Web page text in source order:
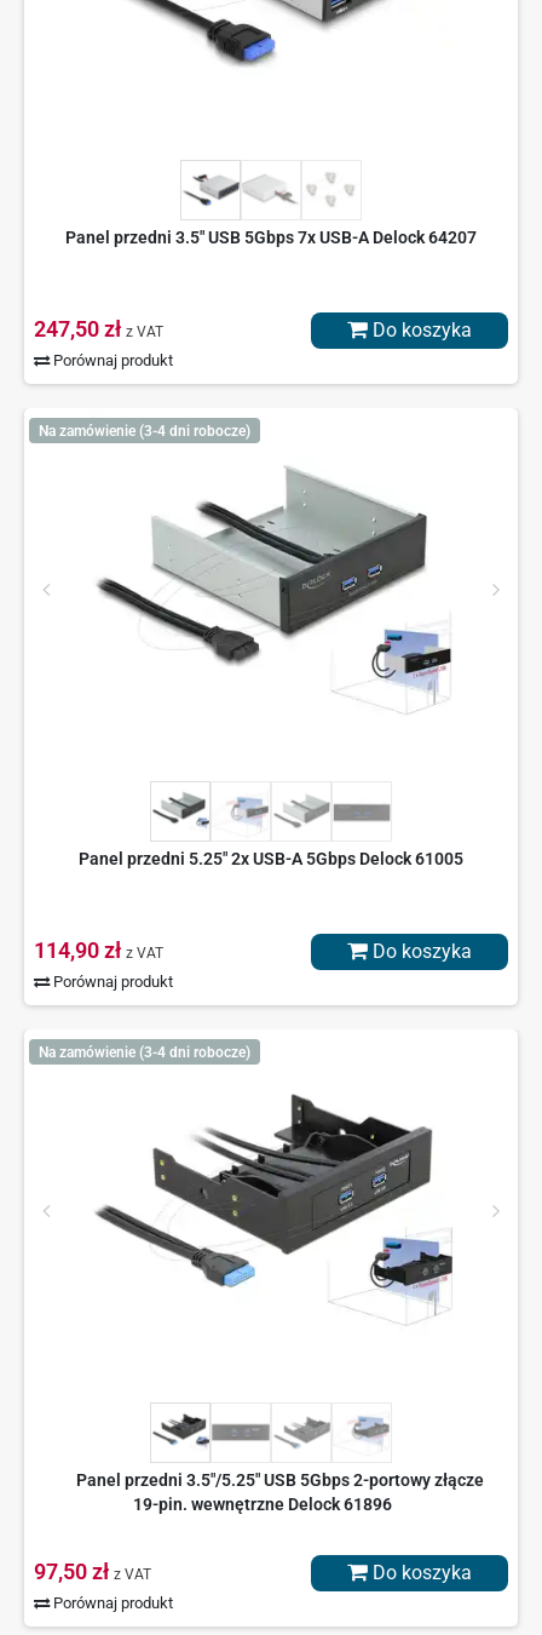
Panel przedni 3.5" USB 5Gbps 7x USB-A Delock 64207
247,50 zł z VAT
Porównaj produkt
Do koszyka
Na zamówienie (3-4 dni robocze)
Panel przedni 5.25" 2x USB-A 5Gbps Delock 61005
114,90 zł z VAT
Porównaj produkt
Do koszyka
Na zamówienie (3-4 dni robocze)
Panel przedni 3.5"/5.25" USB 5Gbps 2-portowy złącze
19-pin. wewnętrzne Delock 61896
97,50 zł z VAT
Porównaj produkt
Do koszyka